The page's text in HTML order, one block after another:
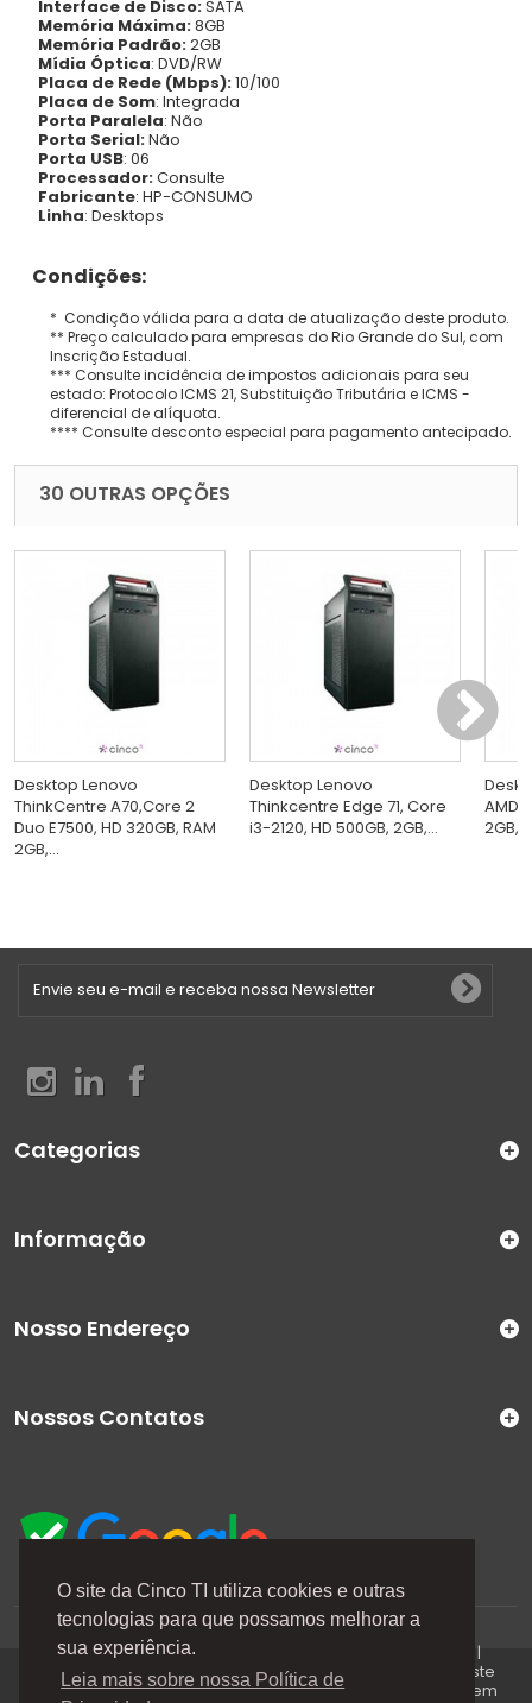
O site da Cinco TI utiliza cookies e outras
tecnologias para que possamos melhorar a
sua experiência.
Leia mais sobre nossa Política de
Interface de Disco:SATA
Memória Máxima:8GB
Memória Padrão:2GB
Mídia Óptica: DVD/RW
Placa de Rede (Mbps):10/100
Placa de Som: Integrada
Porta Paralela: Não
Porta Serial:Não
Porta USB: 06
Processador:Consulte
Fabricante: HP-CONSUMO
Linha: Desktops
Condições:
* Condição válida para a data de atualização deste produto.
** Preço calculado para empresas do Rio Grande do Sul, com
Inscrição Estadual.
*** Consulte incidência de impostos adicionais para seu
estado: Protocolo ICMS 21, Substituição Tributária e ICMS -
diferencial de alíquota.
**** Consulte desconto especial para pagamento antecipado.
30 OUTRAS OPÇÕES
Desktop Lenovo
ThinkCentre A70,Core 2
Duo E7500, HD 320GB, RAM
2GB,...
Desktop Lenovo
Thinkcentre Edge 71, Core
i3-2120, HD 500GB, 2GB,...
AMD
2GB,
Categorias
Informação
A Cinco TI (5TI) é uma marca registrada de CINCO TI
COMERCIO E SERVICOS LTDA | CNPJ: 08.307.867/0001-04 |
Todos os direitos reservados. Os preços anunciados neste
site ou via e-mails promocionais podem ser alterados sem
Nosso Endereço
Nossos Contatos